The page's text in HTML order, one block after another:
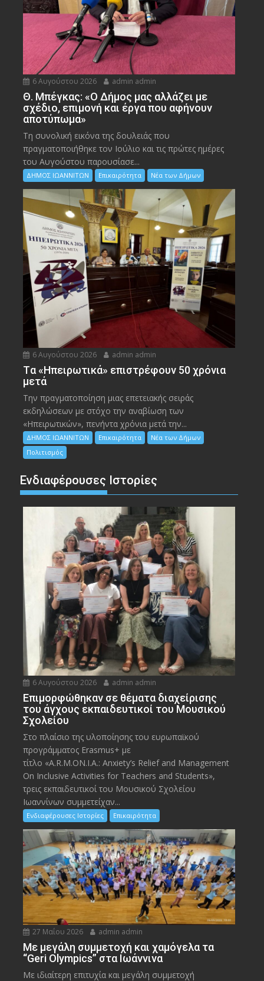
6 Αυγούστου 2026 admin admin
Θ. Μπέγκας: «Ο Δήμος μας αλλάζει με
σχέδιο, επιμονή και έργα που αφήνουν
αποτύπωμα»
Τη συνολική εικόνα της δουλειάς που
πραγματοποιήθηκε τον Ιούλιο και τις πρώτες ημέρες
του Αυγούστου παρουσίασε...
ΔΗΜΟΣ ΙΩΑΝΝΙΤΩΝ Επικαιρότητα Νέα των Δήμων
6 Αυγούστου 2026 admin admin
Tα «Ηπειρωτικά» επιστρέφουν 50 χρόνια
μετά
Την πραγματοποίηση μιας επετειακής σειράς
εκδηλώσεων με στόχο την αναβίωση των
«Ηπειρωτικών», πενήντα χρόνια μετά την...
ΔΗΜΟΣ ΙΩΑΝΝΙΤΩΝ Επικαιρότητα
Νέα των Δήμων
Πολιτισμός
Ενδιαφέρουσες Ιστορίες
6 Αυγούστου 2026 admin admin
Eπιμορφώθηκαν σε θέματα διαχείρισης
του άγχους εκπαιδευτικοί του Μουσικού
Σχολείου
Στο πλαίσιο της υλοποίησης του ευρωπαϊκού
προγράμματος Erasmus+ με
τίτλο «A.R.M.ON.I.A.: Anxiety’s Relief and Management
On Inclusive Activities for Teachers and Students»,
τρεις εκπαιδευτικοί του Μουσικού Σχολείου
Ιωαννίνων συμμετείχαν...
Ενδιαφέρουσες Ιστορίες Επικαιρότητα
27 Μαΐου 2026 admin admin
Με μεγάλη συμμετοχή και χαμόγελα τα
“Geri Olympics” στα Ιωάννινα
Με ιδιαίτερη επιτυχία και μεγάλη συμμετοχή